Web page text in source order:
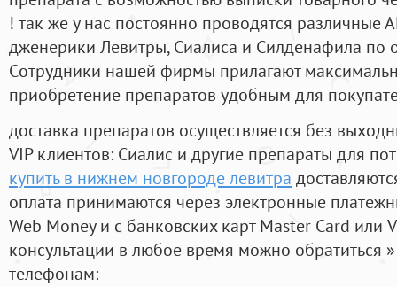
! так же у нас постоянно проводятся
дженерики Левитры, Сиалиса и Силденафила по
Cотрудники нашей фирмы прилагают
приобретение препаратов удобным для
доставка препаратов осуществляется без
VIP клиентов: Сиалис и другие препараты для
купить в нижнем новгороде левитра
оплата принимаются через электронные
Web Money и с банковских карт Master Card или
консультации в любое время можно обратиться
телефонам: